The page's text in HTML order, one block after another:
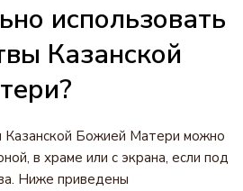
использовать
Казанской
Казанской Божией Матери можно
в храме или с экрана, если под
Ниже приведены